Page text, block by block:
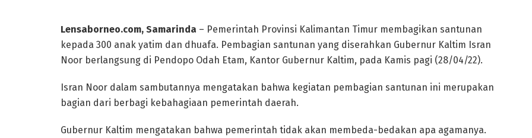
Lensaborneo.com, Samarinda – Pemerintah Provinsi Kalimantan Timur membagikan santunan
kepada 300 anak yatim dan dhuafa. Pembagian santunan yang diserahkan Gubernur Kaltim Isran
Noor berlangsung di Pendopo Odah Etam, Kantor Gubernur Kaltim, pada Kamis pagi (28/04/22).
Isran Noor dalam sambutannya mengatakan bahwa kegiatan pembagian santunan ini merupakan
bagian dari berbagi kebahagiaan pemerintah daerah.
Gubernur Kaltim mengatakan bahwa pemerintah tidak akan membeda-bedakan apa agamanya.